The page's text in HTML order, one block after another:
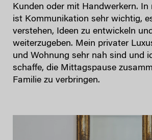
Kunden oder mit Handwerkern. In
ist Kommunikation sehr wichtig,
verstehen, Ideen zu entwickeln
weiterzugeben. Mein privater
und Wohnung sehr nah sind und
schaffe, die Mittagspause
Familie zu verbringen.